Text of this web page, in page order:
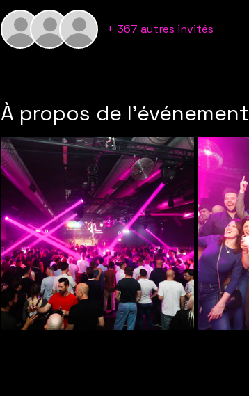
+ 367 autres invités
À propos de l'événement